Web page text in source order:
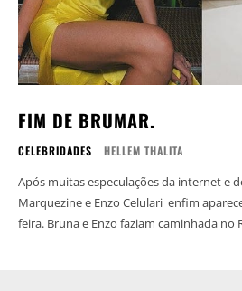
FIM DE BRUMAR.
CELEBRIDADES HELLEM THALITA
Após muitas especulações da internet e
Marquezine e Enzo Celulari enfim